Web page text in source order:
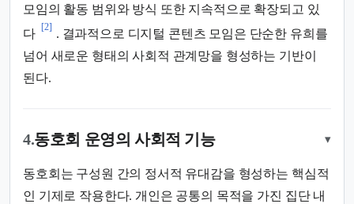
모임의 활동 범위와 방식 또한 지속적으로 확장되고 있
다
[2]
. 결과적으로 디지털 콘텐츠 모임은 단순한 유희를
넘어 새로운 형태의 사회적 관계망을 형성하는 기반이
된다.
4.동호회 운영의 사회적 기능 ▾
동호회는 구성원 간의 정서적 유대감을 형성하는 핵심적
인 기제로 작용한다. 개인은 공통의 목적을 가진 집단 내